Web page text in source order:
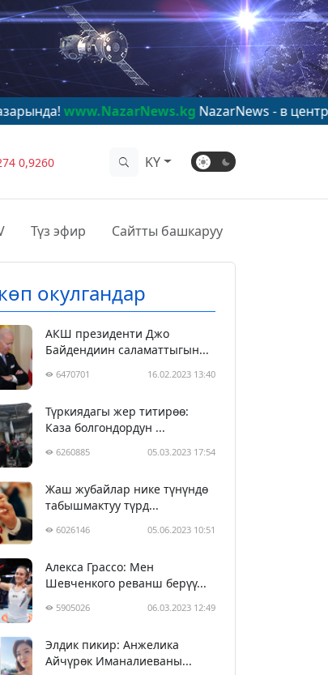
NazarNews - в центре
0,9260 KY
Түз эфир Сайтты башкаруу
окулгандар
АКШ президенти Джо
Байдендиин саламаттыгын...
6470701 16.02.2023 13:40
Түркиядагы жер титирөө:
Каза болгондордун ...
6260885 05.03.2023 17:54
Жаш жубайлар нике түнүндө
табышмактуу түрд...
6026146 05.06.2023 10:51
Алекса Грассо: Мен
Шевченкого реванш берүү...
5905026 06.03.2023 12:49
Элдик пикир: Анжелика
Айчүрөк Иманалиеваны...